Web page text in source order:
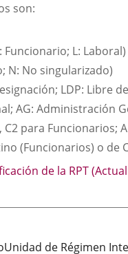
son:
Funcionario; L: Laboral)
N: No singularizado)
LDP: Libre
AG: Administración
C2 para
(Funcionarios) o de
de la RPT
de Régimen